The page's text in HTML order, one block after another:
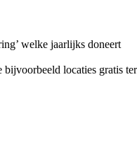
welke jaarlijks doneert
locaties gratis